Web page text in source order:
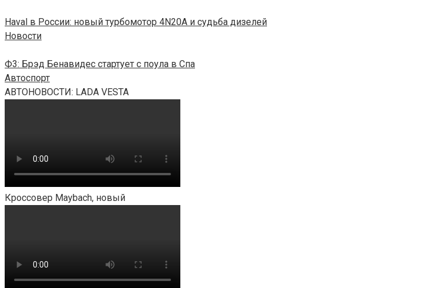
Haval в России: новый турбомотор 4N20A и судьба дизелей
Новости
Ф3: Брэд Бенавидес стартует с поула в Спа
Автоспорт
АВТОНОВОСТИ: LADA VESTA
Кроссовер Maybach, новый